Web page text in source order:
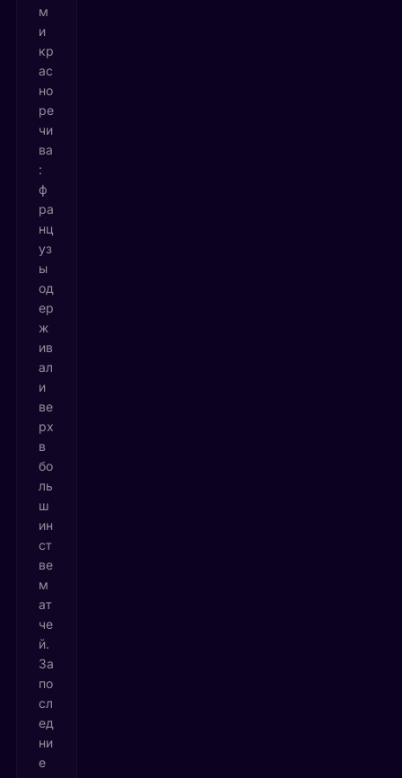
м
и
кр
ас
но
ре
чи
ва
:
ф
ра
нц
уз
ы
од
ер
ж
ив
ал
и
ве
рх
в
бо
ль
ш
ин
ст
ве
м
ат
че
й.
За
по
сл
ед
ни
е